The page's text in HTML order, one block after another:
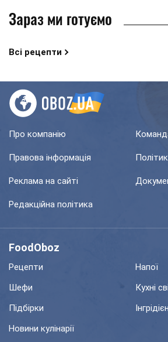
Зараз ми готуємо
Всі рецепти
Про компанію
Правова інформація
Реклама на сайті
Редакційна політика
FoodOboz
Рецепти
Напої
Шефи
Кухні
Підбірки
Новини кулінарії